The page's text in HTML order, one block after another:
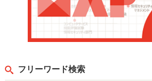
フリーワード検索